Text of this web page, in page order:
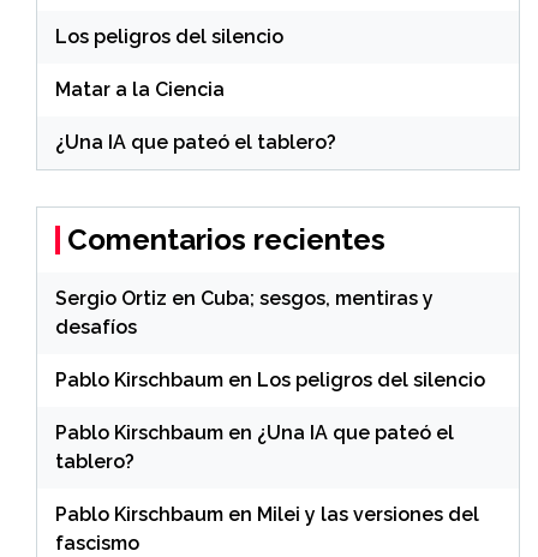
Los peligros del silencio
Matar a la Ciencia
¿Una IA que pateó el tablero?
Comentarios recientes
Sergio Ortiz en Cuba; sesgos, mentiras y
desafíos
Pablo Kirschbaum en Los peligros del silencio
Pablo Kirschbaum en ¿Una IA que pateó el
tablero?
Pablo Kirschbaum en Milei y las versiones del
fascismo